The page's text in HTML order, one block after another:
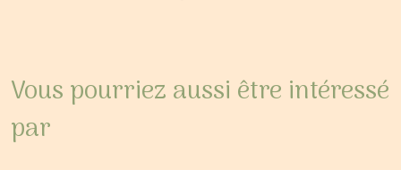
Vous pourriez aussi être intéressé
par